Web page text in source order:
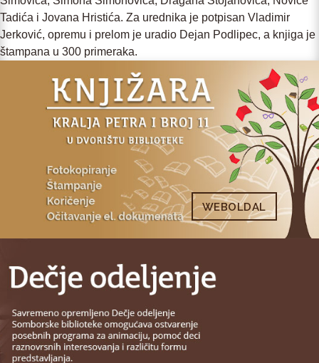
Tadića i Jovana Hristića. Za urednika je potpisan Vladimir
Jerković, opremu i prelom je uradio Dejan Podlipec, a knjiga je
štampana u 300 primeraka.
WEBOLDAL